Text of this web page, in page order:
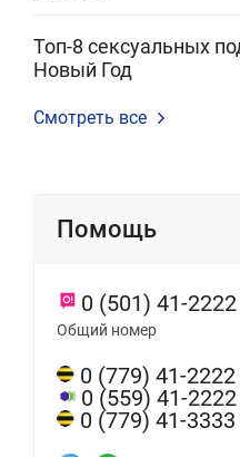
Топ-8 сексуальных
Новый Год
Смотреть все
Помощь
0 (501) 41-2222
Общий номер
0 (779) 41-2222
0 (559) 41-2222
0 (779) 41-3333